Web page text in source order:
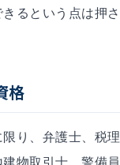
るという点は押
格
り、弁護士、税